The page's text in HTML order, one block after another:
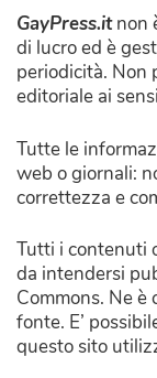
GayPress.itnon
di lucro ed è
periodicità. Non
editoriale ai
Tutte le
web o giornali:
correttezza e
Tutti i contenuti
da intendersi
Commons. Ne
fonte. E’
questo sito